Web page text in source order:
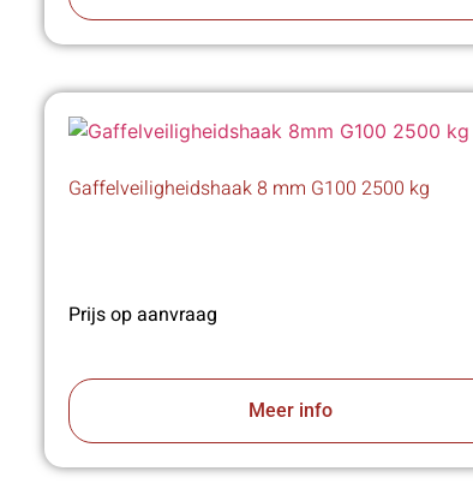
Gaffelveiligheidshaak 8 mm G100 2500 kg
Prijs op aanvraag
Meer info